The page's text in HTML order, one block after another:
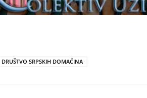
DRUŠTVO SRPSKIH DOMAĆINA